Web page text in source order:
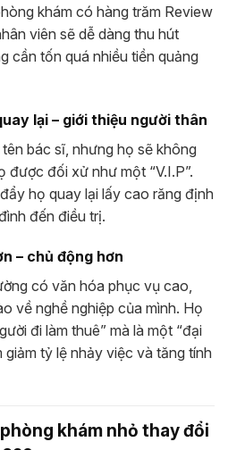
khám có hàng trăm Review
viên sẽ dễ dàng thu hút
cần tốn quá nhiều tiền quảng
lại – giới thiệu người thân
bác sĩ, nhưng họ sẽ không
được đối xử như một “V.I.P”.
họ quay lại lấy cao răng định
đến điều trị.
– chủ động hơn
có văn hóa phục vụ cao,
về nghề nghiệp của mình. Họ
đi làm thuê” mà là một “đại
tỷ lệ nhảy việc và tăng tính
khám nhỏ thay đổi